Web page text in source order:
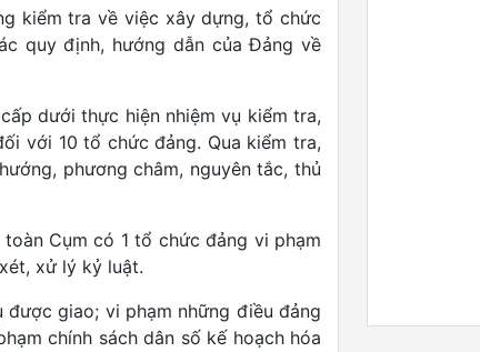
kiểm tra về việc xây dựng, tổ chức
quy định, hướng dẫn của Đảng về
dưới thực hiện nhiệm vụ kiểm tra,
với 10 tổ chức đảng. Qua kiểm tra,
phương châm, nguyên tắc, thủ
Cụm có 1 tổ chức đảng vi phạm
xử lý kỷ luật.
giao; vi phạm những điều đảng
chính sách dân số kế hoạch hóa